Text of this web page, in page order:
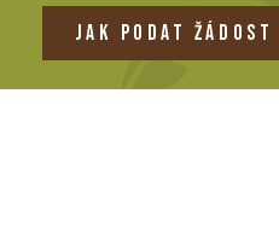
JAK PODAT ŽÁDOST